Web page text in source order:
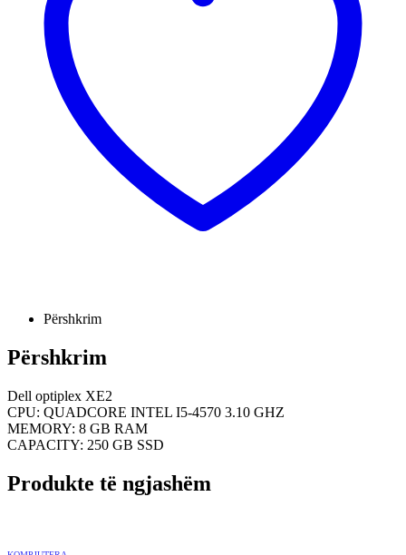
Përshkrim
Përshkrim
Dell optiplex XE2
CPU: QUADCORE INTEL I5-4570 3.10 GHZ
MEMORY: 8 GB RAM
CAPACITY: 250 GB SSD
Produkte të ngjashëm